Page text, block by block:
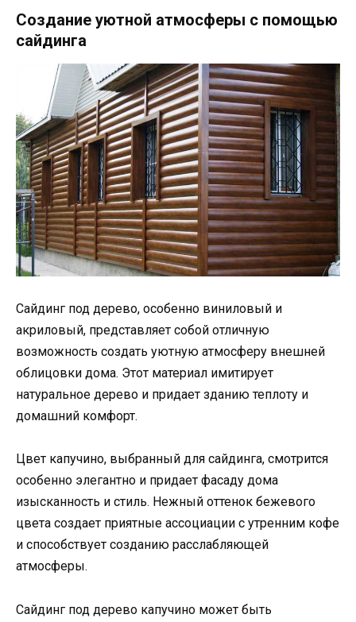
Создание уютной атмосферы с помощью
сайдинга
Сайдинг под дерево, особенно виниловый и
акриловый, представляет собой отличную
возможность создать уютную атмосферу внешней
облицовки дома. Этот материал имитирует
натуральное дерево и придает зданию теплоту и
домашний комфорт.
Цвет капучино, выбранный для сайдинга, смотрится
особенно элегантно и придает фасаду дома
изысканность и стиль. Нежный оттенок бежевого
цвета создает приятные ассоциации с утренним кофе
и способствует созданию расслабляющей
атмосферы.
Сайдинг под дерево капучино может быть